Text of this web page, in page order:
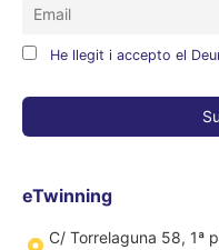
He llegit i accepto el
eTwinning
C/ Torrelaguna 58, 1ª